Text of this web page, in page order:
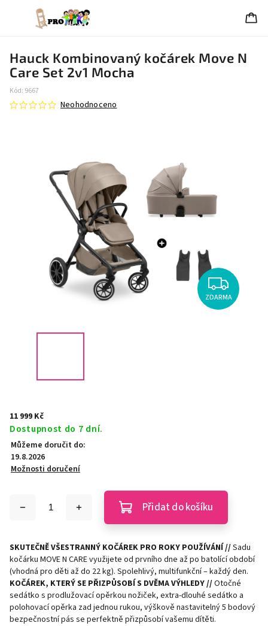
Hauck Kombinovaný kočárek Move N
Care Set 2v1 Mocha
Kód: 9667
Neohodnoceno
ZDARMA
11 999 Kč
Dostupnost do 7 dní.
Můžeme doručit do:
19.8.2026
Možnosti doručení
Přidat do košíku
SKUTEČNĚ VŠESTRANNÝ KOČÁREK PRO ROKY POUŽÍVÁNÍ //Sadu
kočárku MOVE N CARE využijete od prvního dne až po batolící období
(vhodná pro děti až do 22 kg). Spolehlivý, multifunkční – každý den.
KOČÁREK, KTERÝ SE PŘIZPŮSOBÍ S DVĚMA VÝHLEDY //Otočné
sedátko s prodlužovací opěrkou nožiček, extra-dlouhé sedátko a
polohovací opěrka zad jednou rukou, výškově nastavitelný 5 bodový
bezpečnostní pás se perfektně přizpůsobí vašemu dítěti.